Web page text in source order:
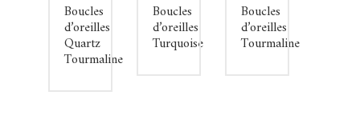
Boucles
d’oreilles
Quartz
Tourmaline
Boucles
d’oreilles
Turquoise
Boucles
d’oreilles
Tourmaline